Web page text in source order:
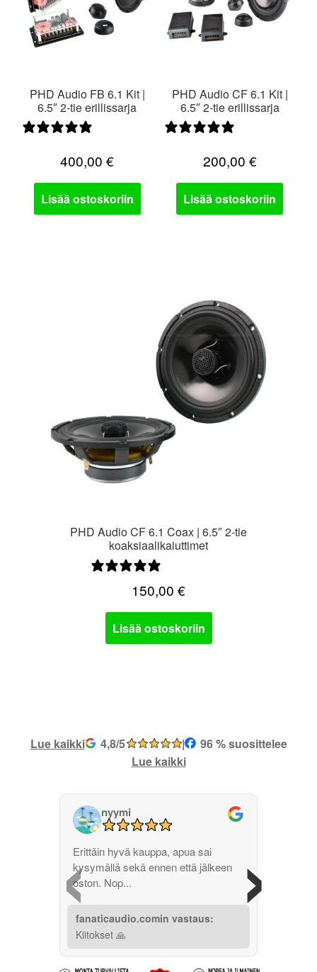
PHD Audio FB 6.1 Kit |
6.5″ 2-tie erillissarja
400,00€
Lisää ostoskoriin
PHD Audio CF 6.1 Kit |
6.5″ 2-tie erillissarja
200,00 €
Lisää ostoskoriin
PHD Audio CF 6.1 Coax | 6.5″ 2-tie
koaksiaalikaiuttimet
150,00 €
Lisää ostoskoriin
Lue kaikki 4,8/5 |
96 % suosittelee
Lue kaikki
‹
nyymi
Erittäin hyvä kauppa, apua sai
kysymällä sekä ennen että jälkeen
oston. Nop...
fanaticaudio.comin vastaus:
Kiitokset 🙏
›